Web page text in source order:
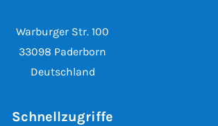
Warburger Str. 100
33098 Paderborn
Deutschland
Schnellzugriffe